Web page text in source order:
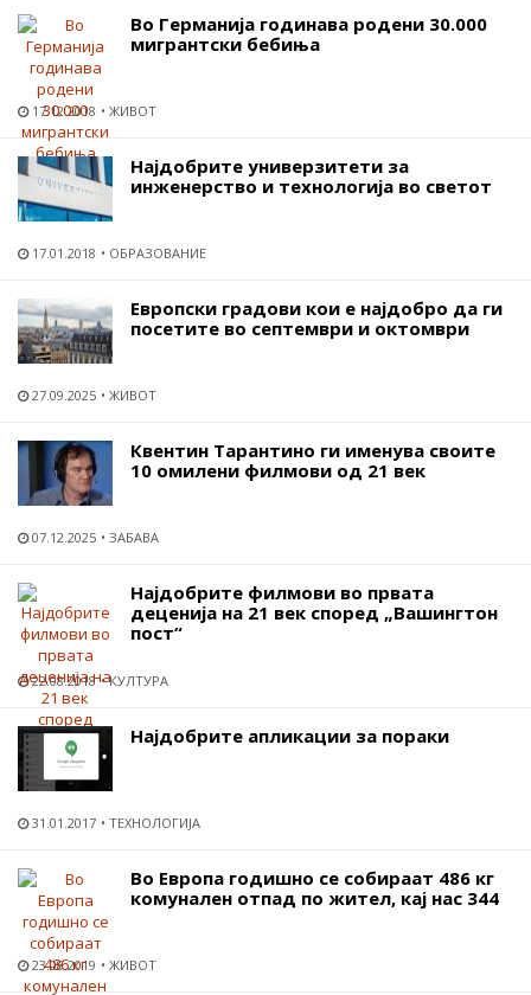
Во Германија годинава родени 30.000
мигрантски бебиња
17.12.2018 ЖИВОТ
Најдобрите универзитети за
инженерство и технологија во светот
17.01.2018 ОБРАЗОВАНИЕ
Европски градови кои е најдобро да ги
посетите во септември и октомври
27.09.2025 ЖИВОТ
Квентин Тарантино ги именува своите
10 омилени филмови од 21 век
07.12.2025 ЗАБАВА
Најдобрите филмови во првата
деценија на 21 век според „Вашингтон
пост“
22.08.2018 КУЛТУРА
Најдобрите апликации за пораки
31.01.2017 ТЕХНОЛОГИЈА
Во Европа годишно се собираат 486 кг
комунален отпад по жител, кај нас 344
23.08.2019 ЖИВОТ